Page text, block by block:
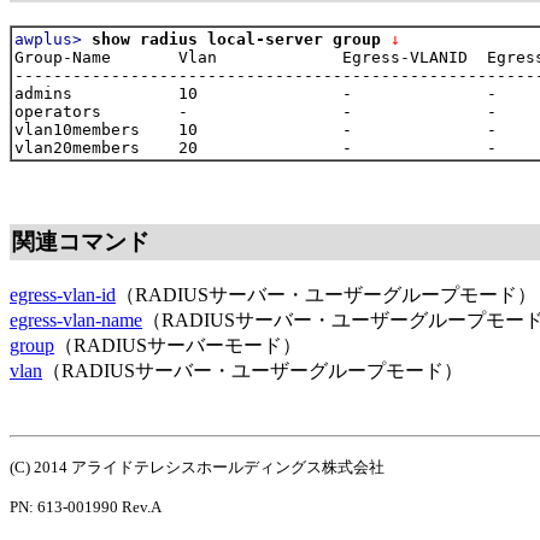
awplus> show radius local-server group ↓
Group-Name       Vlan             Egress-VLANID  Egress-
admins           10               -              -
operators        -                -              -
vlan10members    10               -              -
関連コマンド
egress-vlan-id （RADIUSサーバー・ユーザーグループモード）
egress-vlan-name （RADIUSサーバー・ユーザーグループモード
group （RADIUSサーバーモード）
vlan （RADIUSサーバー・ユーザーグループモード）
(C) 2014 アライドテレシスホールディングス株式会社
PN: 613-001990 Rev.A